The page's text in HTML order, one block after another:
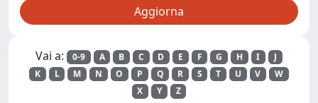
Vai a: 0-9 A B C D E F G H I
J
K
L M N O P Q R S T U V
W
X
Y Z